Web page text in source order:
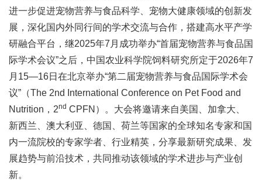
科
技
台
果
转
进一步促进宠物营养与食品科学、宠物大健康领域的创新发
展，深化国内外同行间的学术交流与合作，搭建高水平产学
研融合平台，继2025年7月成功举办“首届宠物营养与食品国
际学术会议”之后，中国农业科学院饲料研究所定于2026年7
月15—16日在北京举办“第二届宠物营养与食品国际学术会
议”（The 2nd International Conference on Pet Food and
Nutrition，2nd CPFN）。大会将邀请来自美国、加拿大、
新西兰、澳大利亚、德国、荷兰等国家的全球知名专家和国
内一流院校的专家学者、行业精英，分享最新研究成果、发
展趋势与前沿技术，共同推动该领域的学术进步与产业创
新。